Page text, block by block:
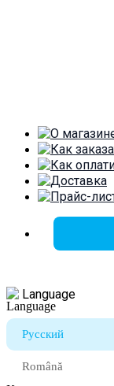
Language
Русский
Română